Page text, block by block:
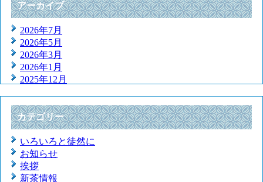
アーカイブ
2026年7月
2026年5月
2026年3月
2026年1月
2025年12月
2025年9月
2025年7月
2025年5月
2025年3月
2025年1月
2024年12月
2024年11月
カテゴリー
いろいろと徒然に
お知らせ
挨拶
新茶情報